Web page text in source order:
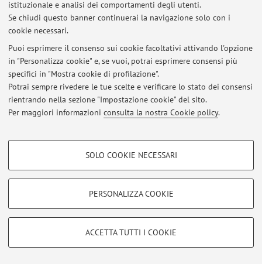
istituzionale e analisi dei comportamenti degli utenti.
Se chiudi questo banner continuerai la navigazione solo con i
cookie necessari.
Puoi esprimere il consenso sui cookie facoltativi attivando l'opzione
in "Personalizza cookie" e, se vuoi, potrai esprimere consensi più
specifici in "Mostra cookie di profilazione".
Potrai sempre rivedere le tue scelte e verificare lo stato dei consensi
rientrando nella sezione "Impostazione cookie" del sito.
Per maggiori informazioni consulta la nostra Cookie policy.
COOKIE DI PROFILAZIONE - FACOLTATIVI
COOKIE TECNICI - NECESSARI
Si tratta di cookie tecnici utilizzati, a titolo esemplificativo, per il corretto
SOLO COOKIE NECESSARI
PERSONALIZZA COOKIE
ACCETTA TUTTI I COOKIE
Accedi tramite loginper gestire tutti i contenuti del sito.
© 2026 - ALMA MATER STUDIORUM - Università di Bologna - Via
Zamboni, 33 - 40126 Bologna - Partita IVA: 01131710376
Privacy|Note legali|Impostazioni Cookie